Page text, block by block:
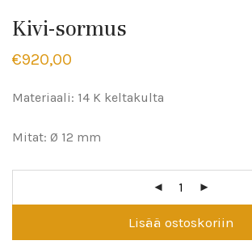
Kivi-sormus
€920,00
Materiaali: 14 K keltakulta
Mitat: Ø 12 mm
Lisää ostoskoriin